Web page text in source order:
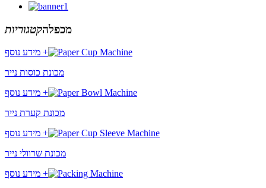
מכפלהקטגוריות
מידע נוסף +
מכונת כוסות נייר
מידע נוסף +
מכונת קערת נייר
מידע נוסף +
מכונת שרוולי נייר
מידע נוסף +